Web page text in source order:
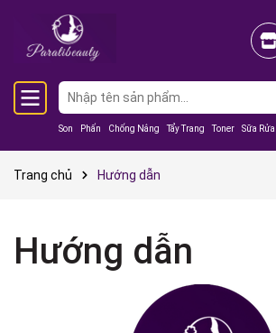
Son Phấn Chống Nắng Tẩy Trang Toner Sữa
Trang chủ Hướng dẫn
Hướng dẫn